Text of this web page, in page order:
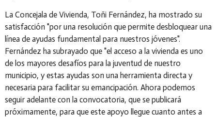
La Concejala de Vivienda, Toñi Fernández, ha mostrado su
satisfacción "por una resolución que permite desbloquear una
línea de ayudas fundamental para nuestros jóvenes".
Fernández ha subrayado que "el acceso a la vivienda es uno
de los mayores desafíos para la juventud de nuestro
municipio, y estas ayudas son una herramienta directa y
necesaria para facilitar su emancipación. Ahora podemos
seguir adelante con la convocatoria, que se publicará
próximamente, para que este apoyo llegue cuanto antes a